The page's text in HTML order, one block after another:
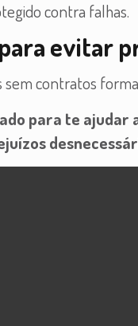
contra falhas.
evitar
contratos
para te